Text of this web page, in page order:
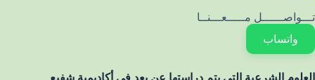
تـــواصــــــل مـــــعـــنــا
واتساب
العلوم الشرعية التي يتم دراستها عن بعد في أكاديمية شفيع